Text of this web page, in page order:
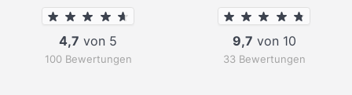
4,7 von 5
100 Bewertungen
9,7 von 10
33 Bewertungen